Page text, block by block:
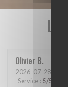
Olivier B
2026-07-28 -
Service : 5/5